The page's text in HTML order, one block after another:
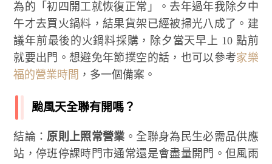
為的「初四開工就恢復正常」。去年過年我除夕中
午才去買火鍋料，結果貨架已經被掃光八成了。建
議年前最後的火鍋料採購，除夕當天早上 10 點前
就要出門。想避免年節撲空的話，也可以參考家樂
福的營業時間 ，多一個備案。
颱風天全聯有開嗎？
結論： 原則上照常營業 。全聯身為民生必需品供應
站，停班停課時門市通常還是會盡量開門。但風雨